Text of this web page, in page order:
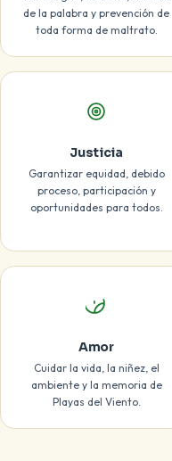
de la palabra y prevención de
toda forma de maltrato.
Justicia
Garantizar equidad, debido
proceso, participación y
oportunidades para todos.
Amor
Cuidar la vida, la niñez, el
ambiente y la memoria de
Playas del Viento.